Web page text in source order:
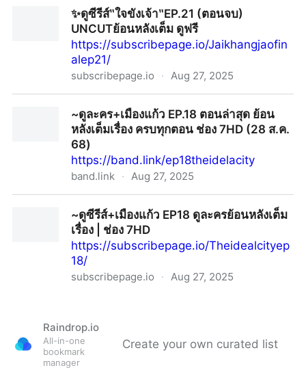
ย้อนหลังเต็มเรื่อง พากย์ไทย/ซับไทย ทุกตอน!
✨ดูซีรีส์‶ใจขังเจ้า‶EP.21 (ตอนจบ)
UNCUTย้อนหลังเต็ม ดูฟรี
https://subscribepage.io/Jaikhangjaofin
alep21/
subscribepage.io · Aug 27, 2025
~ดูละคร+เมืองแก้ว EP.18 ตอนล่าสุด ย้อน
หลังเต็มเรื่อง ครบทุกตอน ช่อง 7HD (28 ส.ค.
68)
https://band.link/ep18theidelacity
band.link · Aug 27, 2025
ทุกตอน ช่อง 7HD (28 ส.ค. 68)
~ดูซีรีส์+เมืองแก้ว EP18 ดูละครย้อนหลังเต็ม
เรื่อง | ช่อง 7HD
https://subscribepage.io/Theidealcityep
18/
subscribepage.io · Aug 27, 2025
Raindrop.io
All-in-one
bookmark
manager
Create your own curated list